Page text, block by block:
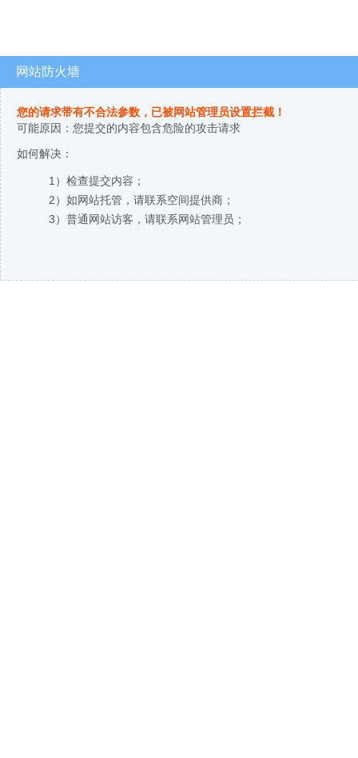
网站防火墙
您的请求带有不合法参数，已被网站管理员设置拦截！
可能原因：您提交的内容包含危险的攻击请求
如何解决：
1）检查提交内容；
2）如网站托管，请联系空间提供商；
3）普通网站访客，请联系网站管理员；